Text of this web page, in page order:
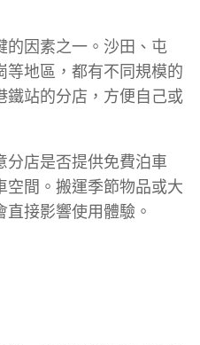
的因素之一。沙田、屯
等地區，都有不同規模的
鐵站的分店，方便自己或
分店是否提供免費泊車
空間。搬運季節物品或大
接影響使用體驗。